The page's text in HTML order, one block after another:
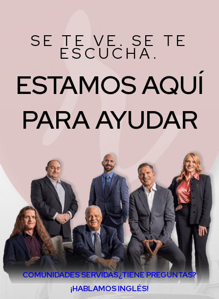
SE TE VE. SE TE
ESCUCHA.
ESTAMOS AQUÍ
PARA AYUDAR
COMUNIDADES SERVIDAS¿TIENE PREGUNTAS?
¡HABLAMOS INGLÉS!